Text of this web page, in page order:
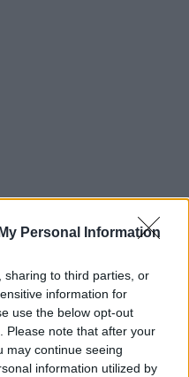
Personal Information
sharing to third parties, or
information for
use the below opt-out
Please note that after your
may continue seeing
information utilized by